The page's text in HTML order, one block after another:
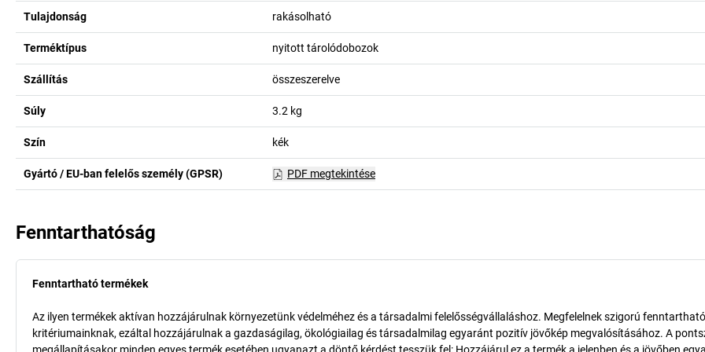
Tulajdonság rakásolható
Terméktípus nyitott tárolódobozok
Szállítás összeszerelve
Súly 3.2 kg
Szín kék
Gyártó / EU-ban felelős személy (GPSR) PDF megtekintése
Fenntarthatóság
Fenntartható termékek
Az ilyen termékek aktívan hozzájárulnak környezetünk védelméhez és a társadalmi felelősségvállaláshoz. Megfelelnek szigorú
kritériumainknak, ezáltal hozzájárulnak a gazdaságilag, ökológiailag és társadalmilag egyaránt pozitív jövőkép megvalósításához. A